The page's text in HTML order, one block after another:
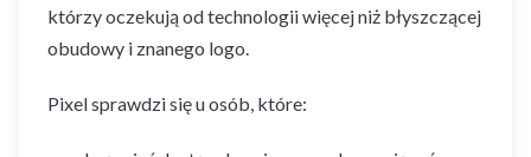
którzy oczekują od technologii więcej niż błyszczącej
obudowy i znanego logo.
Pixel sprawdzi się u osób, które: